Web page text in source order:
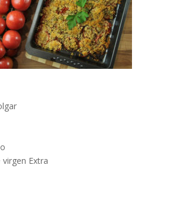
Extra